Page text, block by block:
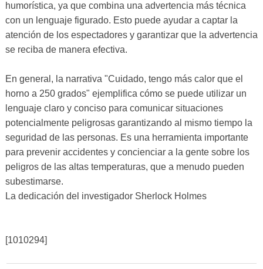
humorística, ya que combina una advertencia más técnica
con un lenguaje figurado. Esto puede ayudar a captar la
atención de los espectadores y garantizar que la advertencia
se reciba de manera efectiva.
En general, la narrativa "Cuidado, tengo más calor que el
horno a 250 grados" ejemplifica cómo se puede utilizar un
lenguaje claro y conciso para comunicar situaciones
potencialmente peligrosas garantizando al mismo tiempo la
seguridad de las personas. Es una herramienta importante
para prevenir accidentes y concienciar a la gente sobre los
peligros de las altas temperaturas, que a menudo pueden
subestimarse.
La dedicación del investigador Sherlock Holmes
[1010294]